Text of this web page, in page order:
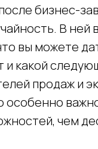
бизнес-
В
вы можете
и какой
продаж и
чем